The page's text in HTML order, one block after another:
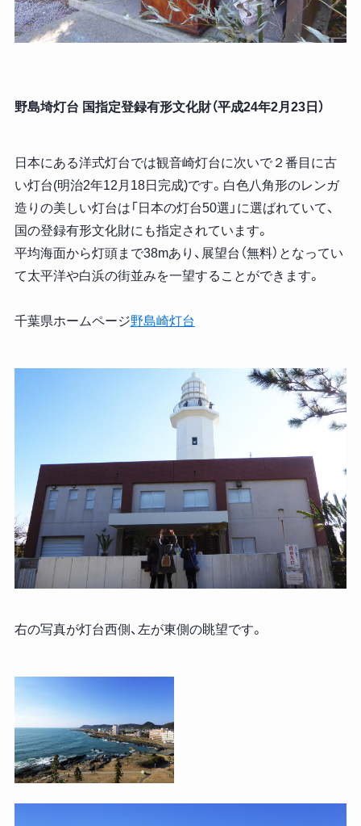
野島埼灯台 国指定登録有形文化財（平成24年2月23日）
日本にある洋式灯台では観音崎灯台に次いで２番目に古
い灯台(明治2年12月18日完成)です。白色八角形のレンガ
造りの美しい灯台は「日本の灯台50選」に選ばれていて、
国の登録有形文化財にも指定されています。
平均海面から灯頭まで38mあり、展望台（無料）となってい
て太平洋や白浜の街並みを一望することができます。
千葉県ホームページ野島崎灯台
右の写真が灯台西側、左が東側の眺望です。